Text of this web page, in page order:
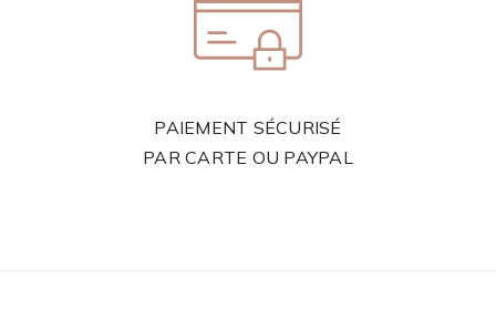
PAIEMENT SÉCURISÉ
PAR CARTE OU PAYPAL